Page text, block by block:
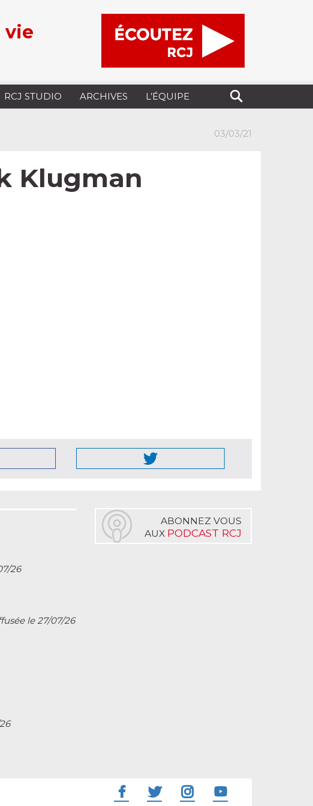
vie
RCJ STUDIO ARCHIVES L’ÉQUIPE
03/03/21
Klugman
26
le 27/07/26
ABONNEZ VOUS
AUX PODCAST RCJ